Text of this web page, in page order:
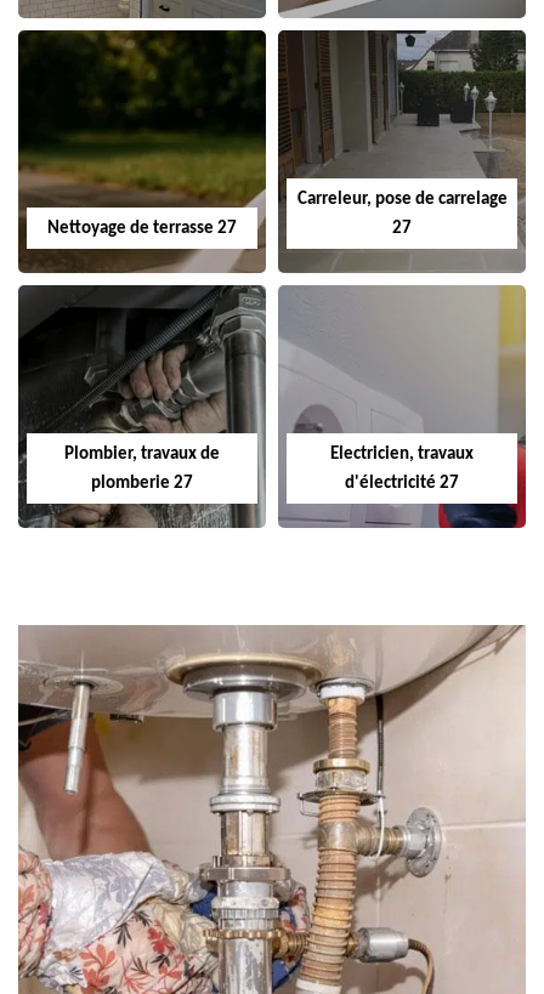
Nettoyage de terrasse 27
Carreleur, pose de carrelage
27
Plombier, travaux de
plomberie 27
Electricien, travaux
d'électricité 27